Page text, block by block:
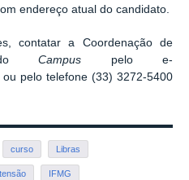
endereço atual do candidato.
contatar a Coordenação de
doCampus pelo e-
ou pelo telefone (33) 3272-5400
curso Libras
IFMG